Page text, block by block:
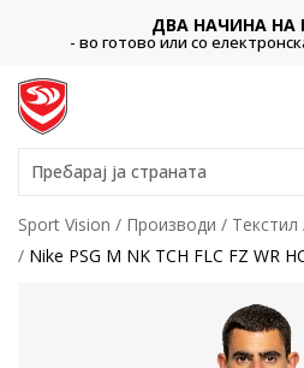
ДВА НАЧИНА НА
- во готово или со
Пребарај ја страната
Sport Vision Производи Текстил
Nike PSG M NK TCH FLC FZ WR